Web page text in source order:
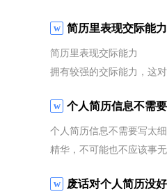
简历里表现交际能力
简历里表现交际能力
拥有较强的交际能力，这
个人简历信息不需
个人简历信息不需要写
精华，不可能也不应该事
废话对个人简历没